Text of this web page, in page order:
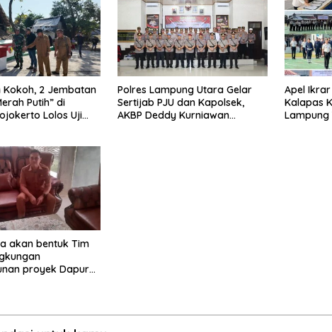
Kokoh, 2 Jembatan
Putih” di
Lolos Uji
Polres Lampung Utara Gelar
Sertijab PJU dan Kapolsek,
AKBP Deddy Kurniawan
Apel
Kalapas
Lampung
akan bentuk Tim
proyek Dapur